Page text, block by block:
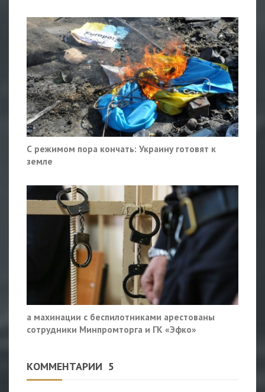
С режимом пора кончать: Украину готовят к
земле
а махинации с беспилотниками арестованы
сотрудники Минпромторга и ГК «Эфко»
КОММЕНТАРИИ 5